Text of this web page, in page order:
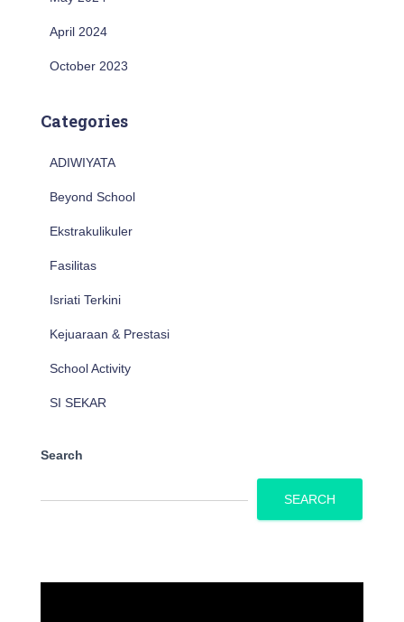
April 2024
October 2023
Categories
ADIWIYATA
Beyond School
Ekstrakulikuler
Fasilitas
Isriati Terkini
Kejuaraan & Prestasi
School Activity
SI SEKAR
Search
SEARCH